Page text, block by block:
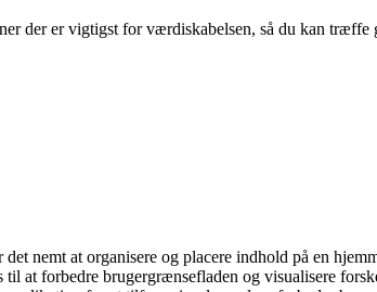
der er vigtigst for værdiskabelsen, så du kan
nemt at organisere og placere indhold på en
at forbedre brugergrænsefladen og visualisere